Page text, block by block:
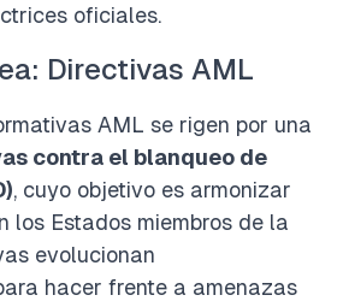
oficiales.
Directivas AML
AML se rigen por una
contra el blanqueo de
, cuyo objetivo es armonizar
los Estados miembros de la
evolucionan
hacer frente a amenazas